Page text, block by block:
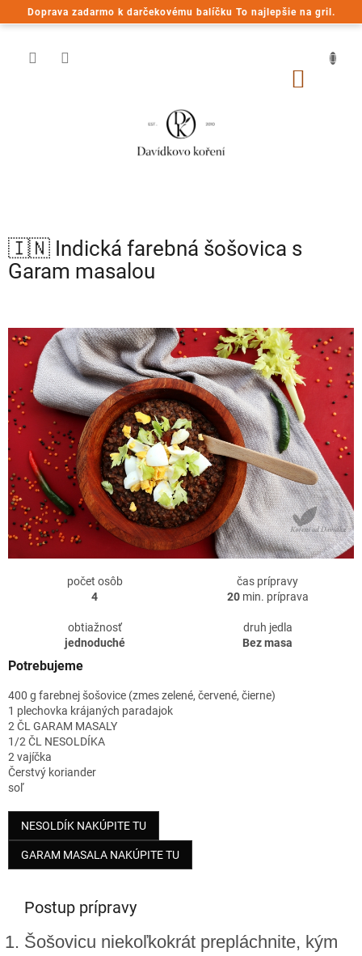
Doprava zadarmo k darčekovému balíčku To najlepšie na gril.
Prejsť
na
🇮🇳 Indická farebná šošovica s
Garam masalou
počet osôb
4
čas prípravy
20min. príprava
obtiažnosť
jednoduché
druh jedla
Bez masa
Potrebujeme
400 g farebnej šošovice (zmes zelené, červené, čierne)
1 plechovka krájaných paradajok
2 ČL GARAM MASALY
1/2 ČL NESOLDÍKA
2 vajíčka
Čerstvý koriander
soľ
NESOLDÍK NAKÚPITE TU
GARAM MASALA NAKÚPITE TU
Postup prípravy
Šošovicu niekoľkokrát prepláchnite, kým